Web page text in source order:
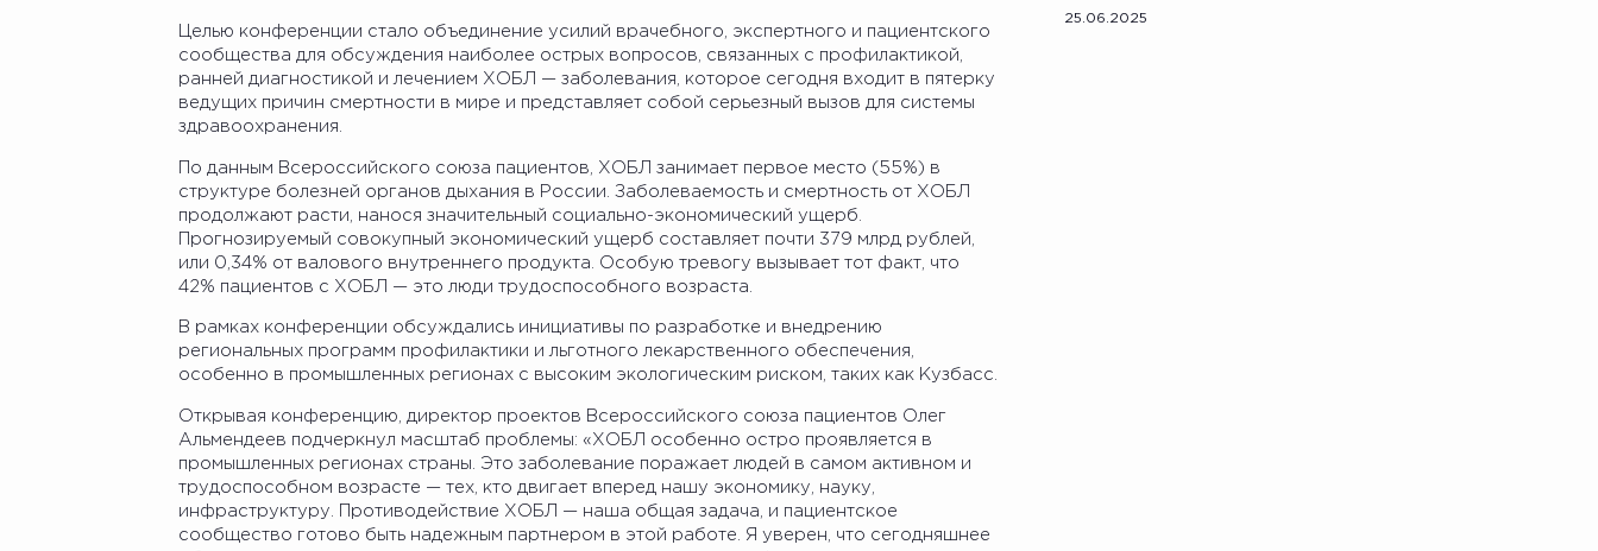
Целью конференции стало объединение усилий врачебного, экспертного и пациентского
сообщества для обсуждения наиболее острых вопросов, связанных с профилактикой,
ранней диагностикой и лечением ХОБЛ — заболевания, которое сегодня входит в пятерку
ведущих причин смертности в мире и представляет собой серьезный вызов для системы
здравоохранения.
По данным Всероссийского союза пациентов, ХОБЛ занимает первое место (55%) в
структуре болезней органов дыхания в России. Заболеваемость и смертность от ХОБЛ
продолжают расти, нанося значительный социально-экономический ущерб.
Прогнозируемый совокупный экономический ущерб составляет почти 379 млрд рублей,
или 0,34% от валового внутреннего продукта. Особую тревогу вызывает тот факт, что
42% пациентов с ХОБЛ — это люди трудоспособного возраста.
В рамках конференции обсуждались инициативы по разработке и внедрению
региональных программ профилактики и льготного лекарственного обеспечения,
особенно в промышленных регионах с высоким экологическим риском, таких как Кузбасс.
Открывая конференцию, директор проектов Всероссийского союза пациентов Олег
Альмендеев подчеркнул масштаб проблемы: «ХОБЛ особенно остро проявляется в
промышленных регионах страны. Это заболевание поражает людей в самом активном и
трудоспособном возрасте — тех, кто двигает вперед нашу экономику, науку,
инфраструктуру. Противодействие ХОБЛ — наша общая задача, и пациентское
сообщество готово быть надежным партнером в этой работе. Я уверен, что сегодняшнее
25.06.2025